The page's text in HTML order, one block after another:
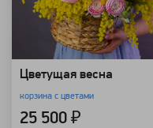
Цветущая весна
корзина с цветами
25 500 ₽